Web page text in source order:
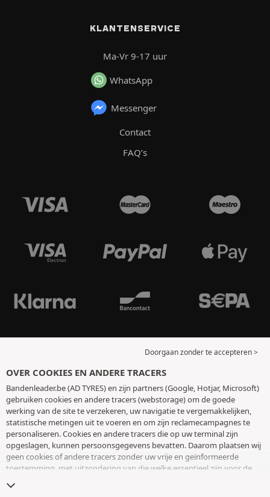
KLANTENSERVICE
Ma-Vr 9-17 uur
WhatsApp
Messenger
Contact
FAQ’s
Doorgaan zonder te accepteren >
OVER COOKIES EN ANDERE TRACERS
Bandenleader.be (AD TYRES) en zijn partners (Google, Hotjar, Microsoft)
gebruiken cookies en andere tracers (webstorage) om de goede
werking van de site te verzekeren, uw navigatie te vergemakkelijken,
statistische metingen uit te voeren en om zijn reclamecampagnes te
personaliseren. Cookies en andere tracers die op uw terminal zijn
opgeslagen, kunnen persoonsgegevens bevatten. Daarom plaatsen wij
geen cookies of andere tracers zonder uw vrije en geïnformeerde
toestemming, met uitzondering van die welke essentieel zijn voor de
toestemming op elk moment intrekken door naar de pagina over